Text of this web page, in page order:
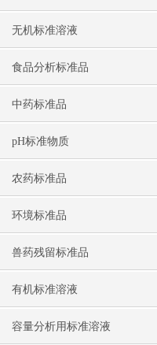
无机标准溶液
食品分析标准品
中药标准品
pH标准物质
农药标准品
环境标准品
兽药残留标准品
有机标准溶液
容量分析用标准溶液